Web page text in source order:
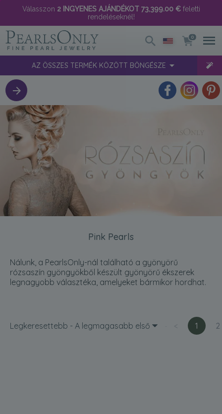
Válasszon 2 INGYENES AJÁNDÉKOT 73,399.00 €feletti
rendeléseknél!
0
AZ ÖSSZES TERMÉK KÖZÖTT BÖNGÉSZE
Pink Pearls
Nálunk, a PearlsOnly-nál található a gyönyörű
rózsaszín gyöngyökből készült gyönyörű ékszerek
legnagyobb választéka, amelyeket bármikor hordhat.
Legkeresettebb - A legmagasabb első 1 2